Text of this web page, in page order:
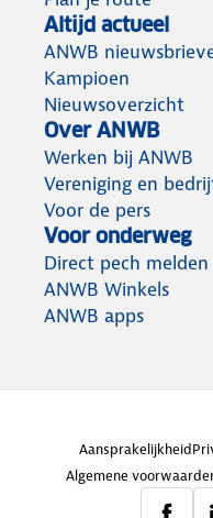
Altijd actueel
ANWB
Kampioen
Nieuwsoverzicht
Over ANWB
Werken bij ANWB
Vereniging en
Voor de pers
Voor onderweg
Direct pech melden
ANWB Winkels
ANWB apps
Aansprakelijkheid
Algemene